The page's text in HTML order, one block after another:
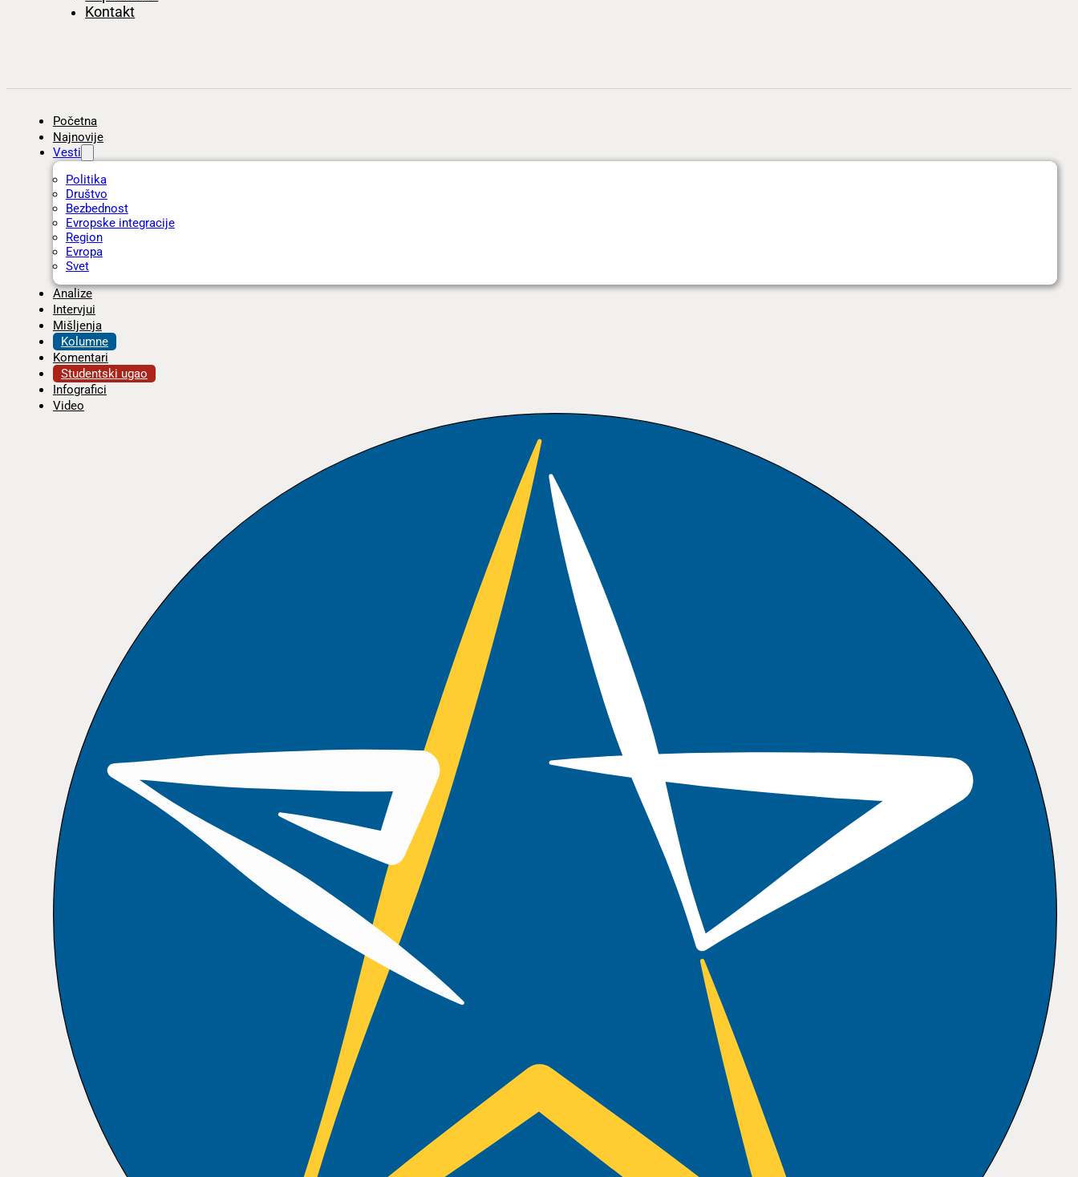
Kontakt
Početna
Najnovije
Vesti
Politika
Društvo
Bezbednost
Evropske integracije
Region
Evropa
Svet
Analize
Intervjui
Mišljenja
Kolumne
Komentari
Studentski ugao
Infografici
Video